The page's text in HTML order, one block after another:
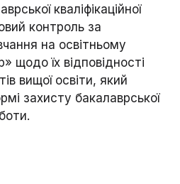
кваліфікаційної
контроль за
на освітньому
щодо їх відповідності
вищої освіти, який
захисту бакалаврської